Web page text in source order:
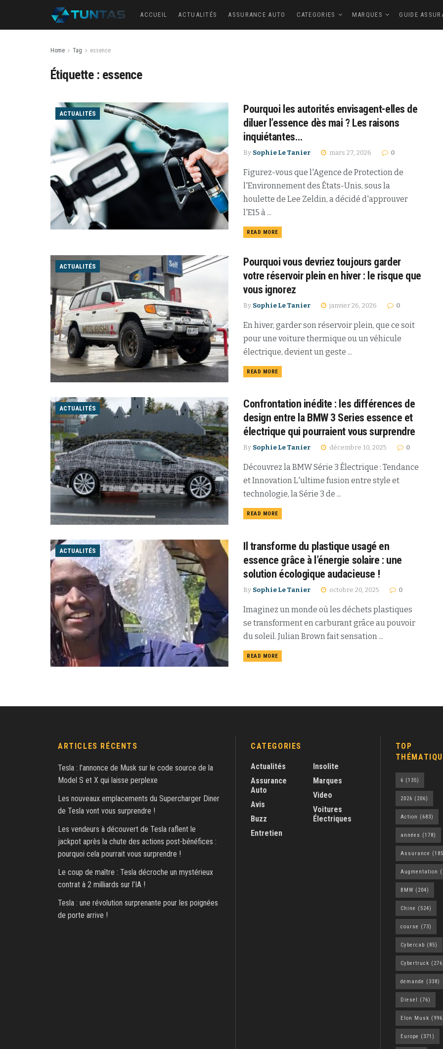
ACCUEIL ACTUALITÉS ASSURANCE AUTO CATEGORIES MARQUES GUIDE
Home Tag essence
Étiquette : essence
ACTUALITÉS
Pourquoi les autorités envisagent-elles de
diluer l’essence dès mai ? Les raisons
inquiétantes…
By Sophie Le Tanier mars 27, 2026 0
Figurez-vous que l'Agence de Protection de
l'Environnement des États-Unis, sous la
houlette de Lee Zeldin, a décidé d'approuver
l'E15 à ...
READ MORE
ACTUALITÉS
Pourquoi vous devriez toujours garder
votre réservoir plein en hiver : le risque que
vous ignorez
By Sophie Le Tanier janvier 26, 2026 0
En hiver, garder son réservoir plein, que ce soit
pour une voiture thermique ou un véhicule
électrique, devient un geste ...
READ MORE
ACTUALITÉS
Confrontation inédite : les différences de
design entre la BMW 3 Series essence et
électrique qui pourraient vous surprendre
By Sophie Le Tanier décembre 10, 2025 0
Découvrez la BMW Série 3 Électrique : Tendance
et Innovation L'ultime fusion entre style et
technologie, la Série 3 de ...
READ MORE
ACTUALITÉS
Il transforme du plastique usagé en
essence grâce à l’énergie solaire : une
solution écologique audacieuse !
By Sophie Le Tanier octobre 20, 2025 0
Imaginez un monde où les déchets plastiques
se transforment en carburant grâce au pouvoir
du soleil. Julian Brown fait sensation ...
READ MORE
ARTICLES RÉCENTS
Tesla : l’annonce de Musk sur le code source de la
Model S et X qui laisse perplexe
Les nouveaux emplacements du Supercharger Diner
de Tesla vont vous surprendre !
Les vendeurs à découvert de Tesla raflent le
jackpot après la chute des actions post-bénéfices :
pourquoi cela pourrait vous surprendre !
Le coup de maître : Tesla décroche un mystérieux
contrat à 2 milliards sur l’IA !
Tesla : une révolution surprenante pour les poignées
de porte arrive !
CATEGORIES
Actualités
Assurance
Auto
Avis
Buzz
Entretien
Insolite
Marques
Video
Voitures
Électriques
TOP
6 (135)
2026 (206)
Action (683)
années (178)
Assurance
Augmentation
BMW (204)
Chine (524)
course (73)
Cybercab (85)
Cybertruck
demande (338)
Diesel (76)
Elon Musk
Europe (371)